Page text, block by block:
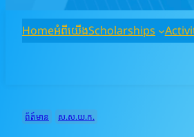
HomeអំពីយើងScholarships
ព័ត៍មាន ស.ស.យ.ក.